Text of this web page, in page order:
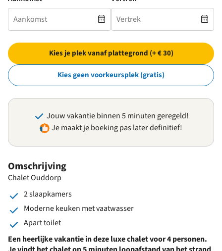
Omschrijving
Chalet Ouddorp
2 slaapkamers
Moderne keuken met vaatwasser
Apart toilet
Een heerlijke vakantie in deze luxe chalet voor 4 personen.
Kies je plek vanaf plattegrond (+ € 30)
Kies geen voorkeursplek (gratis)
Jouw vakantie binnen 5 minuten geregeld!
Je maakt je boeking pas later definitief!